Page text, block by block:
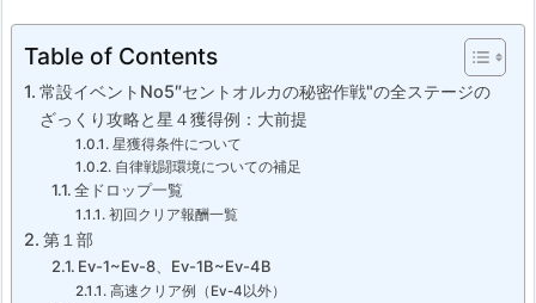
Table of Contents
常設イベントNo5″セントオルカの秘密作戦"の全ステージの
ざっくり攻略と星４獲得例：大前提
星獲得条件について
自律戦闘環境についての補足
全ドロップ一覧
初回クリア報酬一覧
第１部
Ev-1~Ev-8、Ev-1B~Ev-4B
高速クリア例（Ev-4以外）